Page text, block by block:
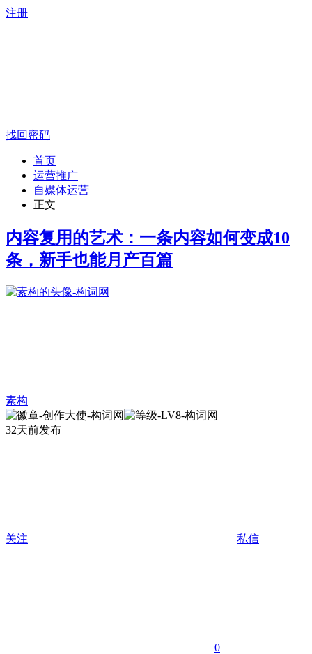
注册
找回密码
首页
运营推广
自媒体运营
正文
内容复用的艺术：一条内容如何变成10
条，新手也能月产百篇
素构
32天前发布
关注 私信
0